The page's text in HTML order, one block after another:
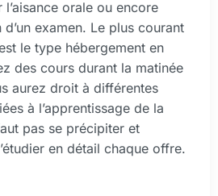
orale ou encore
examen. Le plus courant
le type hébergement en
des cours durant la matinée
aurez droit à différentes
à l’apprentissage de la
pas se précipiter et
en détail chaque offre.